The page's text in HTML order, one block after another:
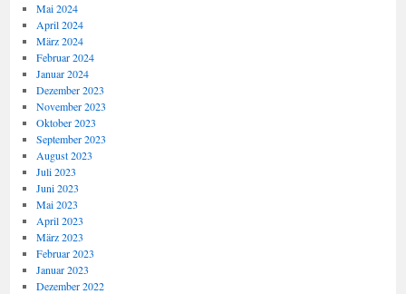
Mai 2024
April 2024
März 2024
Februar 2024
Januar 2024
Dezember 2023
November 2023
Oktober 2023
September 2023
August 2023
Juli 2023
Juni 2023
Mai 2023
April 2023
März 2023
Februar 2023
Januar 2023
Dezember 2022